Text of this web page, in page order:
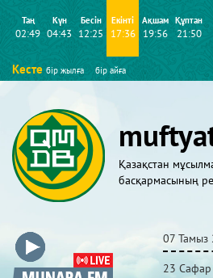
Таң
02:49
Күн
04:43
Бесін
12:25
Екінті
17:36
Ақшам
19:56
Құптан
21:50
Кесте бір жылға бір айға
Қазақстан
басқармасының
07 Тамыз
23